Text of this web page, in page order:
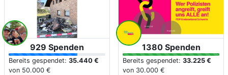
929 Spenden
Bereits gespendet: 35.440 €
von 50.000 €
1380 Spenden
Bereits gespendet: 33.225 €
von 30.000 €